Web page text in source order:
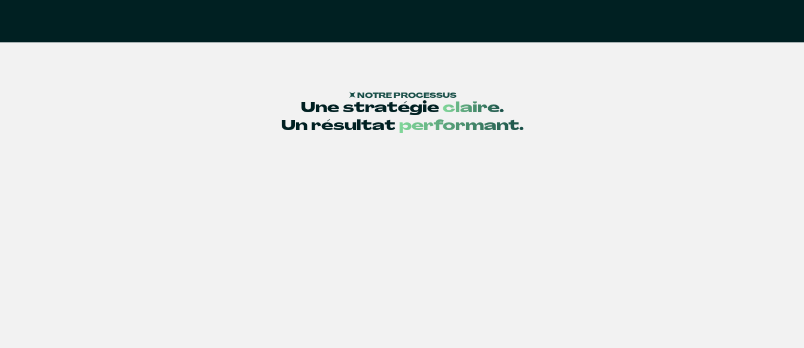
NOTRE PROCESSUS
Une stratégie claire.
Un résultat performant.